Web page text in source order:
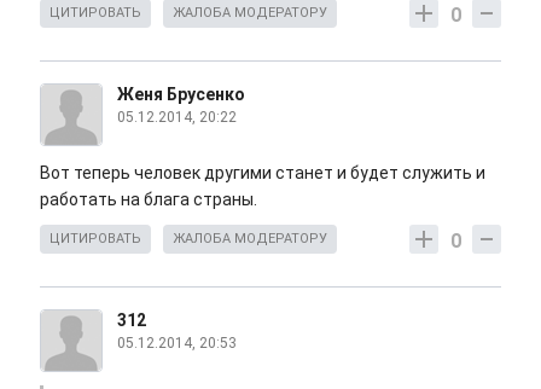
0
ЦИТИРОВАТЬ ЖАЛОБА МОДЕРАТОРУ
Женя Брусенко
05.12.2014, 20:22
Вот теперь человек другими станет и будет служить и
работать на блага страны.
0
ЦИТИРОВАТЬ ЖАЛОБА МОДЕРАТОРУ
312
05.12.2014, 20:53